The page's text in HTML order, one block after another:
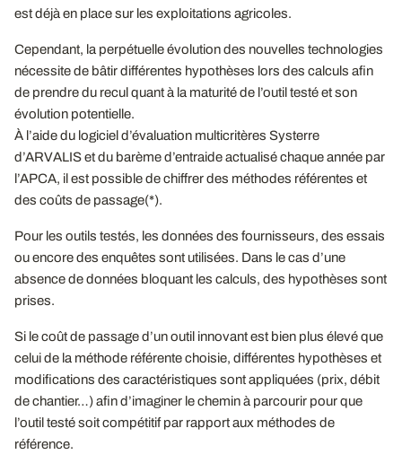
est déjà en place sur les exploitations agricoles.
Cependant, la perpétuelle évolution des nouvelles technologies
nécessite de bâtir différentes hypothèses lors des calculs afin
de prendre du recul quant à la maturité de l’outil testé et son
évolution potentielle.
À l’aide du logiciel d’évaluation multicritères Systerre
d’ARVALIS et du barème d’entraide actualisé chaque année par
l’APCA, il est possible de chiffrer des méthodes référentes et
des coûts de passage(*).
Pour les outils testés, les données des fournisseurs, des essais
ou encore des enquêtes sont utilisées. Dans le cas d’une
absence de données bloquant les calculs, des hypothèses sont
prises.
Si le coût de passage d’un outil innovant est bien plus élevé que
celui de la méthode référente choisie, différentes hypothèses et
modifications des caractéristiques sont appliquées (prix, débit
de chantier…) afin d’imaginer le chemin à parcourir pour que
l’outil testé soit compétitif par rapport aux méthodes de
référence.